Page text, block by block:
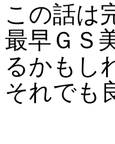
この話は
最早ＧＳ
るかもし
それでも